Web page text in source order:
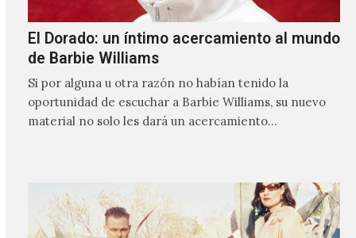
El Dorado: un íntimo acercamiento al mundo
de Barbie Williams
Si por alguna u otra razón no habían tenido la
oportunidad de escuchar a Barbie Williams, su nuevo
material no solo les dará un acercamiento…